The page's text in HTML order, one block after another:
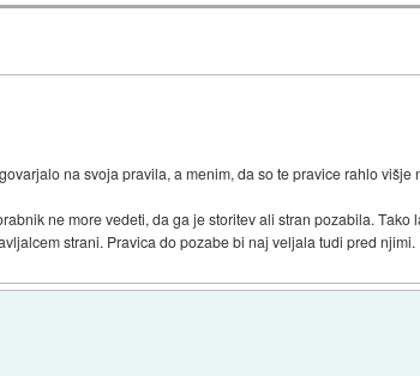
na svoja pravila, a menim, da so te pravice rahlo višje
ne more vedeti, da ga je storitev ali stran pozabila. Tako
strani. Pravica do pozabe bi naj veljala tudi pred njimi.